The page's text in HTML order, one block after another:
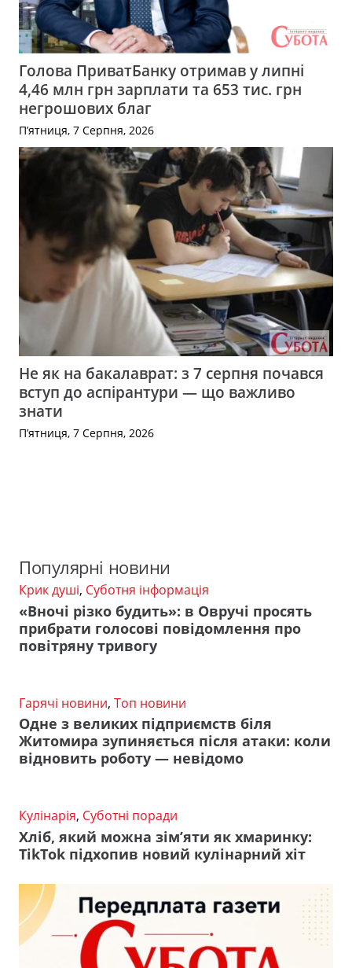
Голова ПриватБанку отримав у липні
4,46 млн грн зарплати та 653 тис. грн
негрошових благ
П’ятниця, 7 Серпня, 2026
Не як на бакалаврат: з 7 серпня почався
вступ до аспірантури — що важливо
знати
П’ятниця, 7 Серпня, 2026
Популярні новини
Крик душі, Суботня інформація
«Вночі різко будить»: в Овручі просять
прибрати голосові повідомлення про
повітряну тривогу
Гарячі новини, Топ новини
Одне з великих підприємств біля
Житомира зупиняється після атаки: коли
відновить роботу — невідомо
Кулінарія, Суботні поради
Хліб, який можна зім’яти як хмаринку:
TikTok підхопив новий кулінарний хіт